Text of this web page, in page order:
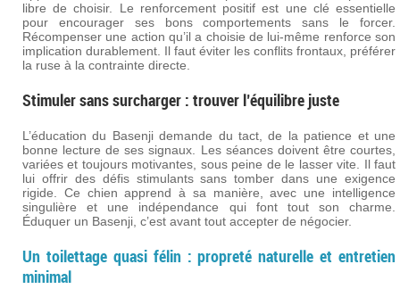
libre de choisir. Le renforcement positif est une clé essentielle
pour encourager ses bons comportements sans le forcer.
Récompenser une action qu’il a choisie de lui-même renforce son
implication durablement. Il faut éviter les conflits frontaux, préférer
la ruse à la contrainte directe.
Stimuler sans surcharger : trouver l’équilibre juste
L’éducation du Basenji demande du tact, de la patience et une
bonne lecture de ses signaux. Les séances doivent être courtes,
variées et toujours motivantes, sous peine de le lasser vite. Il faut
lui offrir des défis stimulants sans tomber dans une exigence
rigide. Ce chien apprend à sa manière, avec une intelligence
singulière et une indépendance qui font tout son charme.
Éduquer un Basenji, c’est avant tout accepter de négocier.
Un toilettage quasi félin : propreté naturelle et entretien
minimal